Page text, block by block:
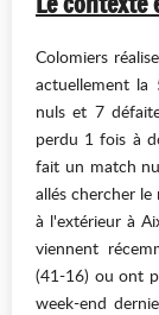
Colomiers
actuellement
nuls et 7
perdu 1 fois à
fait un match
allés chercher
à l'extérieur à
viennent
(41-16) ou ont
week-end